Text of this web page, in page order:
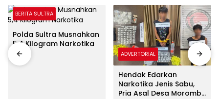
BERITA SULTRA
Polda Sultra Musnahkan
5,4 Kilogram Narkotika
ADVERTORIAL
Hendak Edarkan
Narkotika Jenis Sabu,
Pria Asal Desa Morombo